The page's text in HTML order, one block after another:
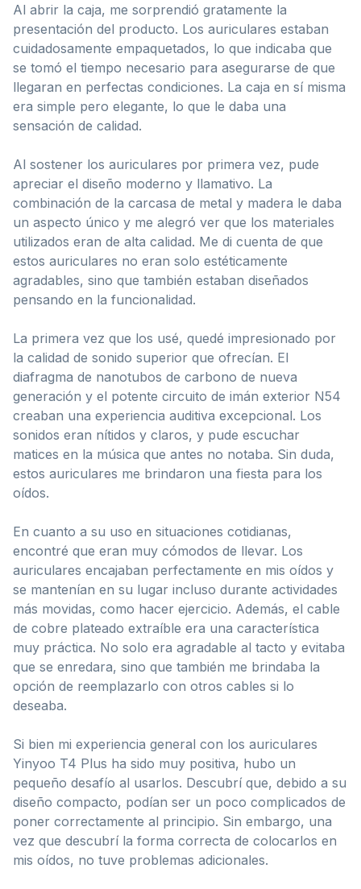
Al abrir la caja, me sorprendió gratamente la
presentación del producto. Los auriculares estaban
cuidadosamente empaquetados, lo que indicaba que
se tomó el tiempo necesario para asegurarse de que
llegaran en perfectas condiciones. La caja en sí misma
era simple pero elegante, lo que le daba una
sensación de calidad.
Al sostener los auriculares por primera vez, pude
apreciar el diseño moderno y llamativo. La
combinación de la carcasa de metal y madera le daba
un aspecto único y me alegró ver que los materiales
utilizados eran de alta calidad. Me di cuenta de que
estos auriculares no eran solo estéticamente
agradables, sino que también estaban diseñados
pensando en la funcionalidad.
La primera vez que los usé, quedé impresionado por
la calidad de sonido superior que ofrecían. El
diafragma de nanotubos de carbono de nueva
generación y el potente circuito de imán exterior N54
creaban una experiencia auditiva excepcional. Los
sonidos eran nítidos y claros, y pude escuchar
matices en la música que antes no notaba. Sin duda,
estos auriculares me brindaron una fiesta para los
oídos.
En cuanto a su uso en situaciones cotidianas,
encontré que eran muy cómodos de llevar. Los
auriculares encajaban perfectamente en mis oídos y
se mantenían en su lugar incluso durante actividades
más movidas, como hacer ejercicio. Además, el cable
de cobre plateado extraíble era una característica
muy práctica. No solo era agradable al tacto y evitaba
que se enredara, sino que también me brindaba la
opción de reemplazarlo con otros cables si lo
deseaba.
Si bien mi experiencia general con los auriculares
Yinyoo T4 Plus ha sido muy positiva, hubo un
pequeño desafío al usarlos. Descubrí que, debido a su
diseño compacto, podían ser un poco complicados de
poner correctamente al principio. Sin embargo, una
vez que descubrí la forma correcta de colocarlos en
mis oídos, no tuve problemas adicionales.